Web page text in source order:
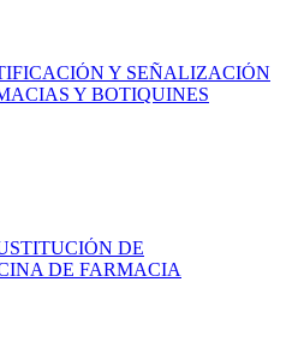
Y SEÑALIZACIÓN
Y BOTIQUINES
DE
DE FARMACIA